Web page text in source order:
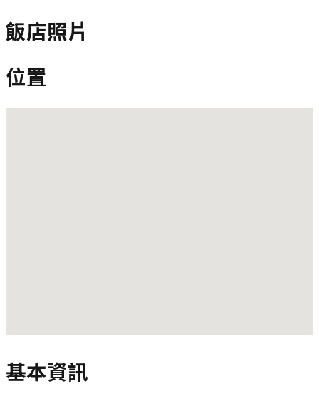
飯店照片
位置
基本資訊